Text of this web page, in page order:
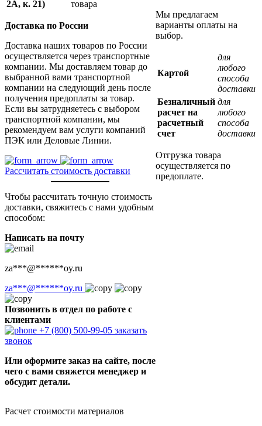
2А, к. 21) товара
Доставка по России
Доставка наших товаров по России
осуществляется через транспортные
компании. Мы доставляем товар до
выбранной вами транспортной
компании на следующий день после
получения предоплаты за товар.
Если вы затрудняетесь с выбором
транспортной компании, мы
рекомендуем вам услуги компаний
ПЭК или Деловые Линии.
Рассчитать стоимость доставки
Чтобы рассчитать точную стоимость
доставки, свяжитесь с нами удобным
способом:
Написать на почту
za***@******oy.ru
za***@******oy.ru
Позвонить в отдел по работе с
клиентами
+7 (800) 500-99-05 заказать
звонок
Или оформите заказ на сайте, после
чего с вами свяжется менеджер и
обсудит детали.
Мы предлагаем
варианты оплаты на
выбор.
Картой
для
любого
способа
доставки
Безналичный
расчет на
расчетный
счет
для
любого
способа
доставки
Отгрузка товара
осуществляется по
предоплате.
Расчет стоимости материалов